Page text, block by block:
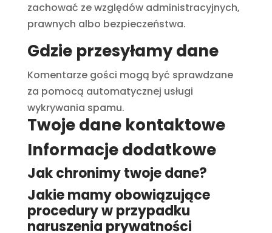
zachować ze względów administracyjnych,
prawnych albo bezpieczeństwa.
Gdzie przesyłamy dane
Komentarze gości mogą być sprawdzane
za pomocą automatycznej usługi
wykrywania spamu.
Twoje dane kontaktowe
Informacje dodatkowe
Jak chronimy twoje dane?
Jakie mamy obowiązujące
procedury w przypadku
naruszenia prywatności